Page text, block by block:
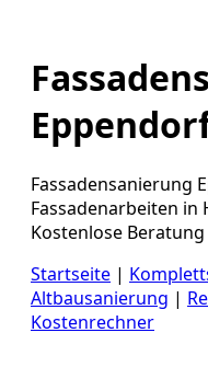
Fassadensanierung
Fassadenarbeiten
Kostenlose
Startseite |
Altbausanierung |
Kostenrechner